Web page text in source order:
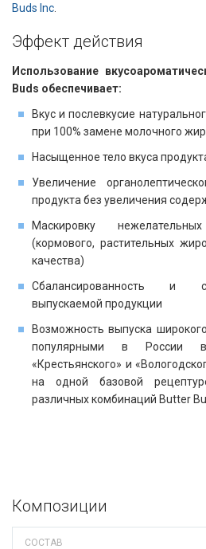
Buds Inc
Эффект действия​​
Использование
Buds обеспечивает:
Вкус и послевкусие
при 100% замене молочного
Насыщенное тело вкуса
Увеличение
продукта без увеличения
Маскировку
(кормового, растительных
качества)
Сбалансированность и
выпускаемой продукции
Возможность выпуска
популярными в России
«Крестьянского» и
на одной базовой
различных комбинаций Butter
Композиции